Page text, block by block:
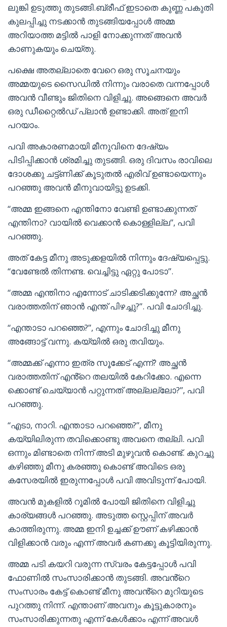
ലുങ്കി ഉടുത്തു തുടങ്ങി.ബ്രീഫ് ഇടാതെ കുണ്ണ പകുതി
കുലപ്പിച്ചു നടക്കാൻ തുടങ്ങിയപ്പോൾ അമ്മ
അറിയാത്ത മട്ടിൽ പാളി നോക്കുന്നത് അവൻ
കാണുകയും ചെയ്തു.
പക്ഷെ അതല്ലാതെ വേറെ ഒരു സൂചനയും
അമ്മയുടെ സൈഡിൽ നിന്നും വരാതെ വന്നപ്പോൾ
അവൻ വീണ്ടും ജിതിനെ വിളിച്ചു. അങ്ങെനെ അവർ
ഒരു ഡീറ്റൈൽഡ് പ്ലാൻ ഉണ്ടാക്കി. അത് ഇനി
പറയാം.
പവി അകാരണമായി മീനുവിനെ ദേഷ്യം
പിടിപ്പിക്കാൻ ശ്രമിച്ചു തുടങ്ങി. ഒരു ദിവസം രാവിലെ
ദോശക്കു ചട്ട്ണിക്ക് കൂടുതൽ എരിവ് ഉണ്ടായെന്നും
പറഞ്ഞു അവൻ മീനുവായിട്ടു ഉടക്കി.
“അമ്മ ഇങ്ങനെ എന്തിനോ വേണ്ടി ഉണ്ടാക്കുന്നത്
എന്തിനാ? വായിൽ വെക്കാൻ കൊള്ളില്ല”, പവി
പറഞ്ഞു.
അത് കേട്ട മീനു അടുക്കളയിൽ നിന്നും ദേഷ്യപ്പെട്ടു.
“വേണ്ടേൽ തിന്നണ്ട. വെച്ചിട്ടു ഏറ്റു പോടാ”.
“അമ്മ എന്തിനാ എന്നോട് ചാടിക്കടിക്കുന്നേ? അച്ഛൻ
വരാത്തതിന് ഞാൻ എന്ത് പിഴച്ചു?”. പവി ചോദിച്ചു.
“എന്താടാ പറഞ്ഞെ?”, എന്നും ചോദിച്ചു മീനു
അങ്ങോട്ട് വന്നു. കയ്യിൽ ഒരു തവിയും.
“അമ്മക്ക് എന്നാ ഇത്ര സൂക്കേട് എന്ന്? അച്ഛൻ
വരാത്തതിന് എൻ്റെ തലയിൽ കേറിക്കോ. എന്നെ
ക്കൊണ്ട് ചെയ്യാൻ പറ്റുന്നത് അല്ലല്ലോ?”, പവി
പറഞ്ഞു.
“എടാ, നാറി. എന്താടാ പറഞ്ഞെ?”, മീനു
കയ്യിലിരുന്ന തവിക്കൊണ്ടു അവനെ തല്ലി. പവി
ഒന്നും മിണ്ടാതെ നിന്ന് അടി മുഴുവൻ കൊണ്ട്. കുറച്ചു
കഴിഞ്ഞു മീനു കരഞ്ഞു കൊണ്ട് അവിടെ ഒരു
കസേരയിൽ ഇരുന്നപ്പോൾ പവി അവിടുന്ന് പോയി.
അവൻ മുകളിൽ റൂമിൽ പോയി ജിതിനെ വിളിച്ചു
കാര്യങ്ങൾ പറഞ്ഞു. അടുത്ത സ്റ്റെപ്പിന് അവർ
കാത്തിരുന്നു. അമ്മ ഇനി ഉച്ചക്ക് ഊണ് കഴിക്കാൻ
വിളിക്കാൻ വരും എന്ന് അവർ കണക്കു കൂട്ടിയിരുന്നു.
അമ്മ പടി കയറി വരുന്ന സ്വരം കേട്ടപ്പോൾ പവി
ഫോണിൽ സംസാരിക്കാൻ തുടങ്ങി. അവൻ്റെ
സംസാരം കേട്ട് കൊണ്ട് മീനു അവൻ്റെ മുറിയുടെ
പുറത്തു നിന്ന്. എന്താണ് അവനും കൂട്ടുകാരനും
സംസാരിക്കുന്നതു എന്ന് കേൾക്കാം എന്ന് അവൾ